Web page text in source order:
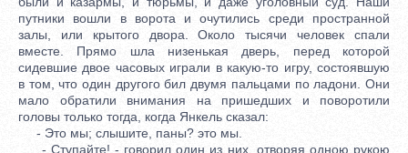
путники вошли в ворота и очутились среди пространной
залы, или крытого двора. Около тысячи человек спали
вместе. Прямо шла низенькая дверь, перед которой
сидевшие двое часовых играли в какую-то игру, состоявшую
в том, что один другого бил двумя пальцами по ладони. Они
мало обратили внимания на пришедших и поворотили
головы только тогда, когда Янкель сказал:
- Это мы; слышите, паны? это мы.
- Ступайте! - говорил один из них, отворяя одною рукою